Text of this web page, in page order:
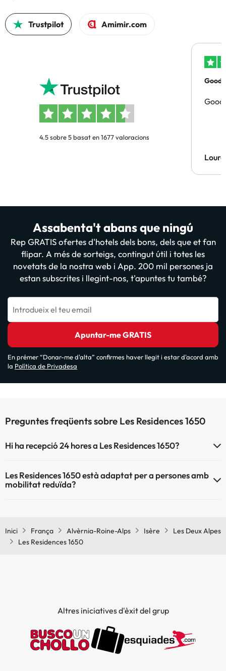
Trustpilot Amimir.com
4.5 sobre 5 basat en 1677 valoracions
Good
Good
Assabenta't abans que ningú
Rep GRATIS ofertes d'hotels dels bons, dels que et fan
flipar. A més de sorteigs, contingut útil i totes les
novetats de la nostra web i App. 200 mil persones ja
estan subscrites i llegint-nos, t'apuntes tu també?
Introdueix el teu email
Apuntar-me GRATIS
En prémer “Donar-me d'alta” confirmes haver llegit i estar d'acord amb
la Política de Privadesa
Preguntes freqüents sobre Les Residences 1650
Hi ha recepció 24 hores a Les Residences 1650?
Les Residences 1650 està adaptat per a persones amb
mobilitat reduïda?
Inici
França Alvèrnia-Roine-Alps Isère
Les Deux Alpes
Les Residences 1650
Altres iniciatives d'èxit del grup